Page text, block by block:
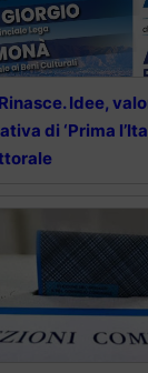
Idee,
di ‘Prima